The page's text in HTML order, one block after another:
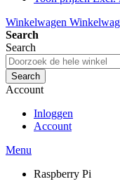
Winkelwagen
Search
Search
Search
Account
Inloggen
Account
Menu
Raspberry Pi